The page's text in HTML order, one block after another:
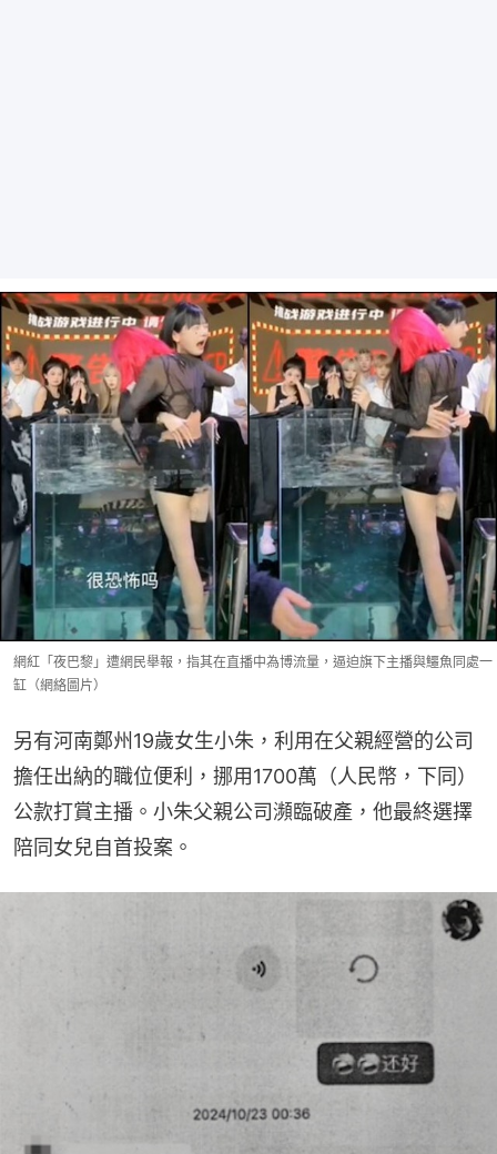
網紅「夜巴黎」遭網民舉報，指其在直播中為博流量，逼迫旗下主播與鱷魚同處一
缸（網絡圖片）
另有河南鄭州19歲女生小朱，利用在父親經營的公司
擔任出納的職位便利，挪用1700萬（人民幣，下同）
公款打賞主播。小朱父親公司瀕臨破產，他最終選擇
陪同女兒自首投案。